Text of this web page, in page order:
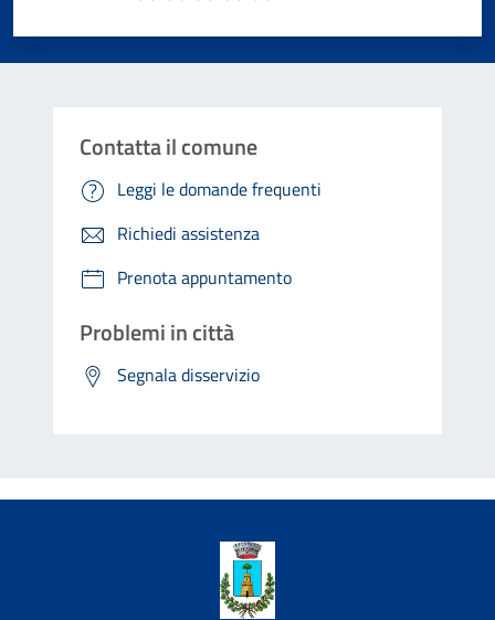
Contatta il comune
Leggi le domande frequenti
Richiedi assistenza
Prenota appuntamento
Problemi in città
Segnala disservizio